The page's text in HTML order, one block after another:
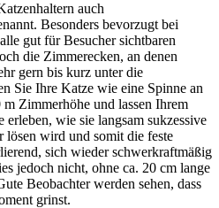
auch
Besonders bevorzugt bei
gut für Besucher sichtbaren
die Zimmerecken, an denen
gern bis kurz unter die
Sie Ihre Katze wie eine Spinne an
Zimmerhöhe und lassen Ihrem
wie sie langsam sukzessive
lösen wird und somit die feste
sich wieder schwerkraftmäßig
jedoch nicht, ohne ca. 20 cm lange
Beobachter werden sehen, dass
grinst.